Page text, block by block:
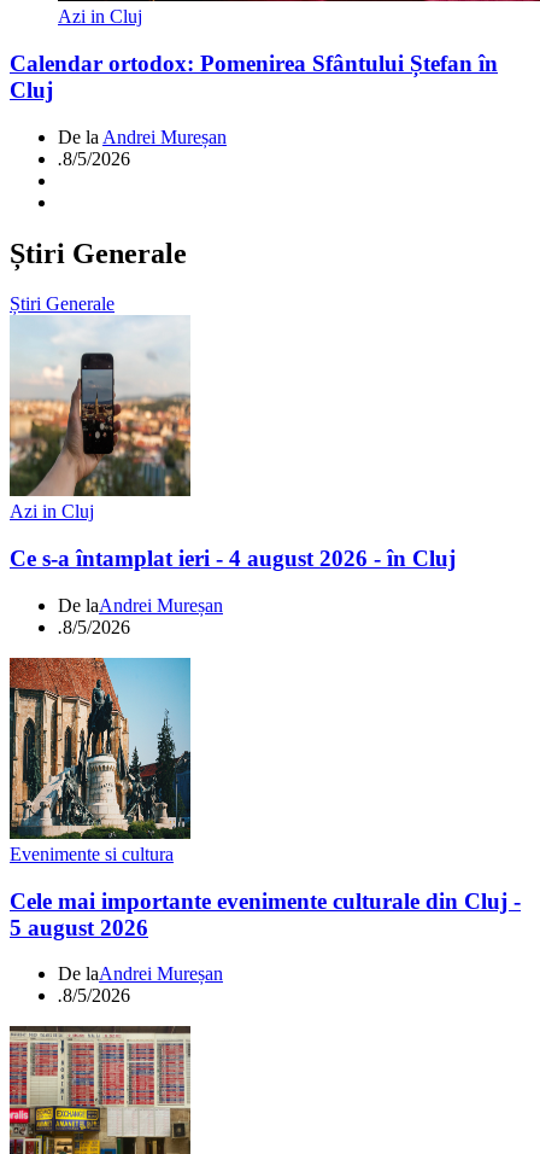
Azi in Cluj
Calendar ortodox: Pomenirea Sfântului Ștefan în
Cluj
De la Andrei Mureșan
.8/5/2026
Știri Generale
Știri Generale
Azi in Cluj
Ce s-a întamplat ieri - 4 august 2026 - în Cluj
De laAndrei Mureșan
.8/5/2026
Evenimente si cultura
Cele mai importante evenimente culturale din Cluj -
5 august 2026
De laAndrei Mureșan
.8/5/2026